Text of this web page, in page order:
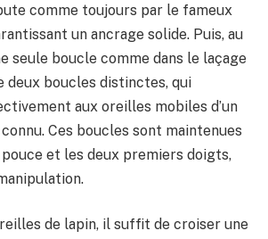
comme toujours par le fameux
un ancrage solide. Puis, au
seule boucle comme dans le laçage
deux boucles distinctes, qui
aux oreilles mobiles d’un
Ces boucles sont maintenues
et les deux premiers doigts,
de lapin, il suffit de croiser une